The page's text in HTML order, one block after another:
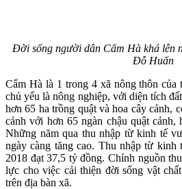
Đời sống người dân Cẩm Hà khá lên
Đỗ Huấn
Cẩm Hà là 1 trong 4 xã nông thôn của
chủ yếu là nông nghiệp, với diện tích
hơn 65 ha trồng quật và hoa cây cảnh,
cảnh với hơn 65 ngàn chậu quật cảnh,
Những năm qua thu nhập từ kinh tế
ngày càng tăng cao. Thu nhập từ kinh
2018 đạt 37,5 tỷ đồng. Chính nguồn
lực cho việc cải thiện đời sống vật
trên địa bàn xã.